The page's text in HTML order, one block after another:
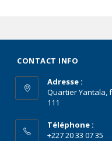
CONTACT INFO
Adresse :
Quartier Yantala,
111
Téléphone :
+227 20 33 07 35